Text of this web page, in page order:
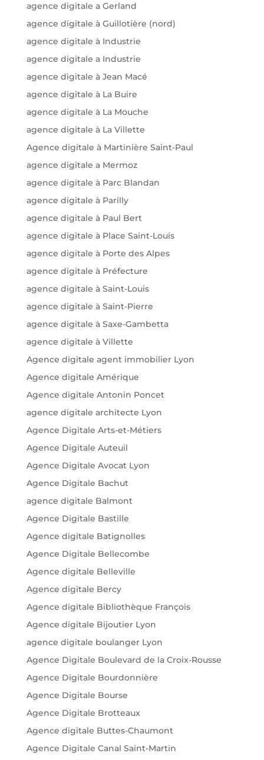
agence digitale a Gerland
agence digitale à Guillotière (nord)
agence digitale à Industrie
agence digitale a Industrie
agence digitale à Jean Macé
agence digitale à La Buire
agence digitale à La Mouche
agence digitale à La Villette
Agence digitale à Martinière Saint-Paul
agence digitale a Mermoz
agence digitale à Parc Blandan
agence digitale à Parilly
agence digitale à Paul Bert
agence digitale à Place Saint-Louis
agence digitale à Porte des Alpes
agence digitale à Préfecture
agence digitale à Saint-Louis
agence digitale à Saint-Pierre
agence digitale à Saxe-Gambetta
agence digitale à Villette
Agence digitale agent immobilier Lyon
Agence digitale Amérique
Agence digitale Antonin Poncet
agence digitale architecte Lyon
Agence Digitale Arts-et-Métiers
Agence Digitale Auteuil
Agence Digitale Avocat Lyon
Agence Digitale Bachut
agence digitale Balmont
Agence Digitale Bastille
Agence digitale Batignolles
Agence Digitale Bellecombe
Agence digitale Belleville
Agence digitale Bercy
Agence digitale Bibliothèque François
Agence digitale Bijoutier Lyon
agence digitale boulanger Lyon
Agence Digitale Boulevard de la Croix-Rousse
Agence Digitale Bourdonnière
Agence Digitale Bourse
Agence Digitale Brotteaux
Agence digitale Buttes-Chaumont
Agence Digitale Canal Saint-Martin